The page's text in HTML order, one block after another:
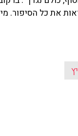
את כל הסיפור.